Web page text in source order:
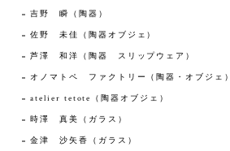
吉野 瞬（陶器）
佐野 未佳（陶器オブジェ）
芦澤 和洋（陶器 スリップウェア）
オノマトペ ファクトリー（陶器・オブジェ）
atelier tetote（陶器オブジェ）
時澤 真美（ガラス）
金津 沙矢香（ガラス）